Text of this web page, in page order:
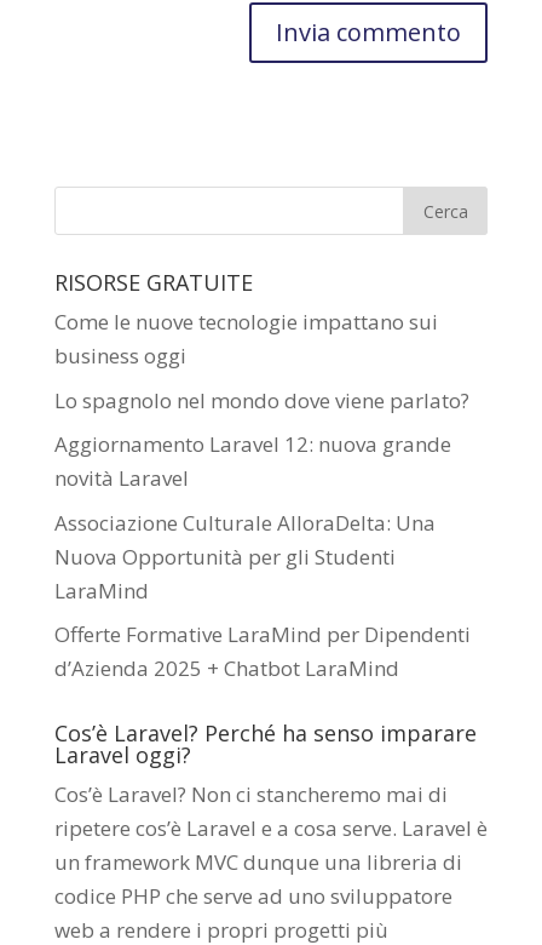
RISORSE GRATUITE
Come le nuove tecnologie impattano sui
business oggi
Lo spagnolo nel mondo dove viene parlato?
Aggiornamento Laravel 12: nuova grande
novità Laravel
Associazione Culturale AlloraDelta: Una
Nuova Opportunità per gli Studenti
LaraMind
Offerte Formative LaraMind per Dipendenti
d’Azienda 2025 + Chatbot LaraMind
Cos’è Laravel? Perché ha senso imparare
Laravel oggi?
Cos’è Laravel? Non ci stancheremo mai di
ripetere cos’è Laravel e a cosa serve. Laravel è
un framework MVC dunque una libreria di
codice PHP che serve ad uno sviluppatore
web a rendere i propri progetti più